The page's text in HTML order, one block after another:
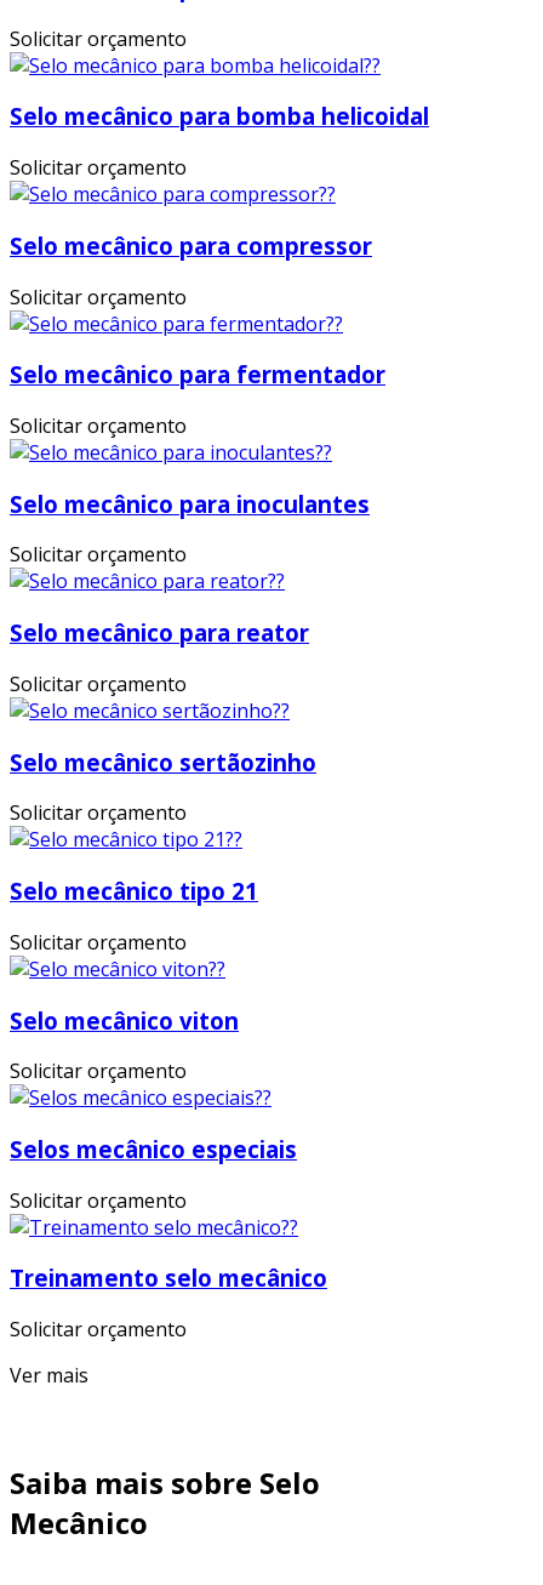
Solicitar orçamento
Selo mecânico para bomba helicoidal
Solicitar orçamento
Selo mecânico para compressor
Solicitar orçamento
Selo mecânico para fermentador
Solicitar orçamento
Selo mecânico para inoculantes
Solicitar orçamento
Selo mecânico para reator
Solicitar orçamento
Selo mecânico sertãozinho
Solicitar orçamento
Selo mecânico tipo 21
Solicitar orçamento
Selo mecânico viton
Solicitar orçamento
Selos mecânico especiais
Solicitar orçamento
Treinamento selo mecânico
Solicitar orçamento
Ver mais
Saiba mais sobre Selo
Mecânico